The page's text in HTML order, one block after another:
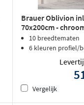
Brauer Oblivion
70x200cm -
10 breedtematen
6 kleuren profiel/
Vergelijk